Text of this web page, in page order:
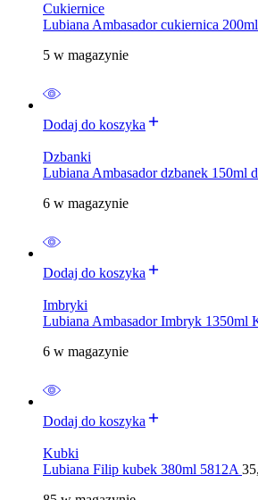
Cukiernice
Lubiana Ambasador cukiernica
5 w magazynie
Dodaj do koszyka
Dzbanki
Lubiana Ambasador dzbanek 150ml
6 w magazynie
Dodaj do koszyka
Imbryki
Lubiana Ambasador Imbryk
6 w magazynie
Dodaj do koszyka
Kubki
Lubiana Filip kubek 380ml 5812A